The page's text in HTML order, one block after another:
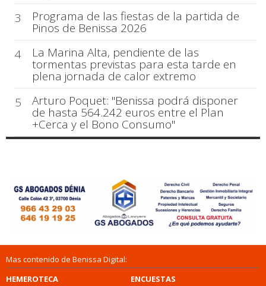
3
Programa de las fiestas de la partida de
Pinos de Benissa 2026
4
La Marina Alta, pendiente de las
tormentas previstas para esta tarde en
plena jornada de calor extremo
5
Arturo Poquet: "Benissa podrá disponer
de hasta 564.242 euros entre el Plan
+Cerca y el Bono Consumo"
Mas contenido de Benissa Digital:
HEMEROTECA
ENCUESTAS